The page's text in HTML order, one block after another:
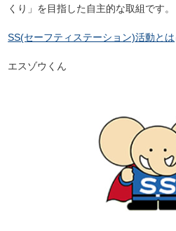
くり」を目指した自主的な取組です。
SS(セーフティステーション)活動とは
エスゾウくん